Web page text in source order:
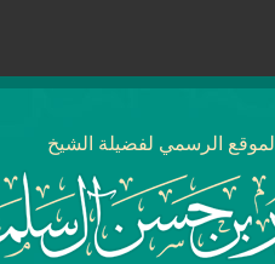
الموقع الرسمي لفضيلة الشيخ